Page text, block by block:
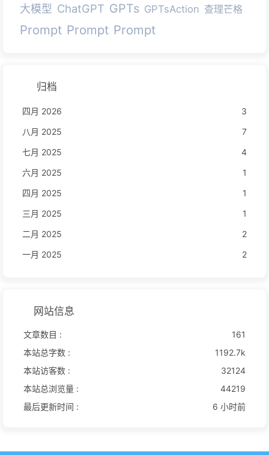
大模型 ChatGPT GPTs GPTsAction 查理芒格
Prompt Prompt Prompt
归档
四月 2026
3
八月 2025
7
七月 2025
4
六月 2025
1
四月 2025
1
三月 2025
1
二月 2025
2
一月 2025
2
网站信息
文章数目 :
161
本站总字数 :
1192.7k
本站访客数 :
32124
本站总浏览量 :
44219
最后更新时间 :
6 小时前